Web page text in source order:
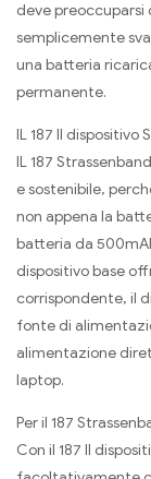
deve
semplicemente
una batteria
permanente.
IL 187 Il dispositivo
IL 187
e sostenibile,
non appena la
batteria da
dispositivo base
corrispondente, il
fonte di
alimentazione
laptop.
Per il 187
Con il 187 Il